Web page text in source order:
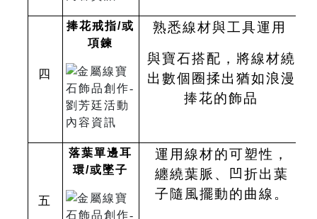
四
捧花戒指/或
項鍊
熟悉線材與工具運用
與寶石搭配，將線材繞
出數個圈揉出猶如浪漫
捧花的飾品
五
落葉單邊耳
環/或墜子
運用線材的可塑性，
纏繞葉脈、凹折出葉
子隨風擺動的曲線。